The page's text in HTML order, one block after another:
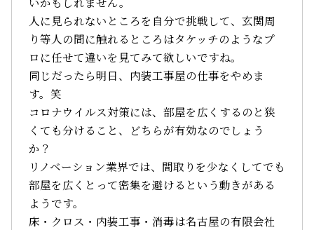
人に見られないところを自分で挑戦して、玄関周
り等人の間に触れるところはタケッチのようなプ
ロに任せて違いを見てみて欲しいですね。
同じだったら明日、内装工事屋の仕事をやめま
す。笑
コロナウイルス対策には、部屋を広くするのと狭
くても分けること、どちらが有効なのでしょう
か？
リノベーション業界では、間取りを少なくしてでも
部屋を広くとって密集を避けるという動きがある
ようです。
床・クロス・内装工事・消毒は名古屋の有限会社